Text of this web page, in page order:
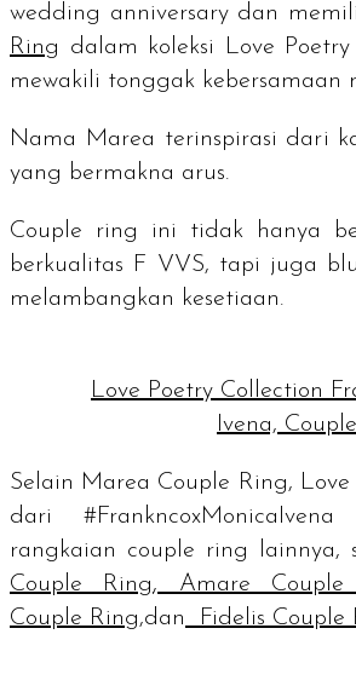
wedding anniversarydan
Ring dalam koleksi Love
mewakili tonggak kebersamaan
Nama Marea terinspirasi dari
yang bermakna arus.
Couple ring ini tidak hanya
berkualitas F VVS, tapi juga
melambangkan kesetiaan.
Love Poetry Collection
Ivena,
Selain Marea Couple Ring, Love
dari
rangkaian couple ring lainnya,
Couple Ring, Amare Couple
Couple Ring,dan Fidelis Couple